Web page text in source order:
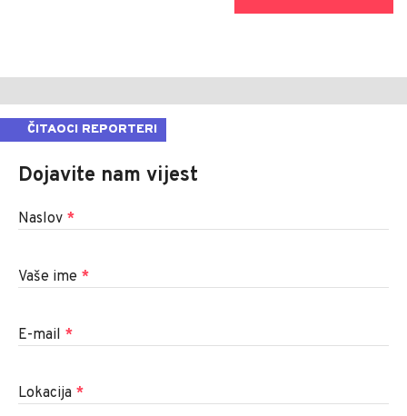
ČITAOCI REPORTERI
Dojavite nam vijest
Naslov *
Vaše ime *
E-mail *
Lokacija *